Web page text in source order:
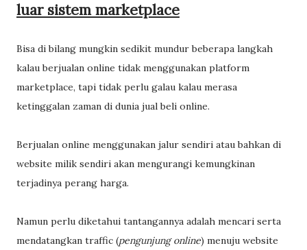
luar sistem marketplace
Bisa di bilang mungkin sedikit mundur beberapa langkah
kalau berjualan online tidak menggunakan platform
marketplace, tapi tidak perlu galau kalau merasa
ketinggalan zaman di dunia jual beli online.
Berjualan online menggunakan jalur sendiri atau bahkan di
website milik sendiri akan mengurangi kemungkinan
terjadinya perang harga.
Namun perlu diketahui tantangannya adalah mencari serta
mendatangkan traffic (pengunjung online) menuju website